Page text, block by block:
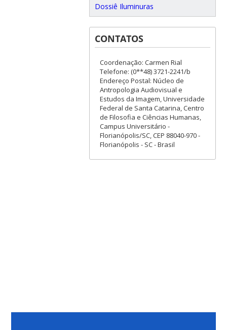
Dossiê Iluminuras
CONTATOS
Coordenação: Carmen Rial
Telefone: (0**48) 3721-2241/b
Endereço Postal: Núcleo de
Antropologia Audiovisual e
Estudos da Imagem, Universidade
Federal de Santa Catarina, Centro
de Filosofia e Ciências Humanas,
Campus Universitário -
Florianópolis/SC, CEP 88040-970 -
Florianópolis - SC - Brasil